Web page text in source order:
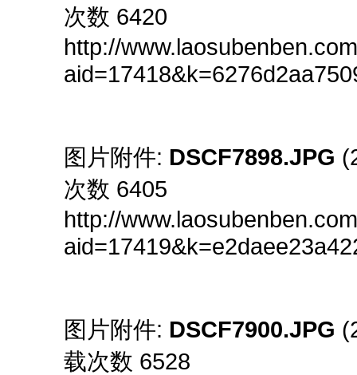
次数 6420
http://
图片附件: DSCF7898.JPG
次数 6405
http://
图片附件: DSCF7900.JPG
载次数 6528